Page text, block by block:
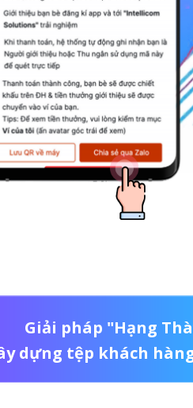
Giải pháp "Hạng
dựng tệp khách